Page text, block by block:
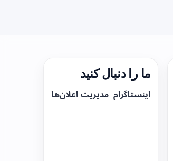
ما را دنبال کنید
اینستاگرام مدیریت اعلان‌ها